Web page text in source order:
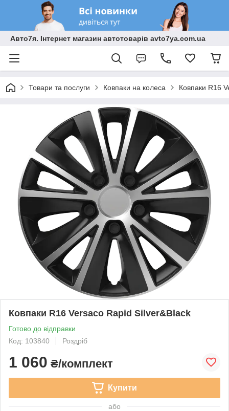
Авто7я. Інтернет магазин автотоварів avto7ya.com.ua
Товари та послуги Ковпаки на колеса Ковпаки R16
Ковпаки R16 Versaco Rapid Silver&Black
Готово до відправки
Код: 103840
Роздріб
1 060 ₴/комплект
Купити
або